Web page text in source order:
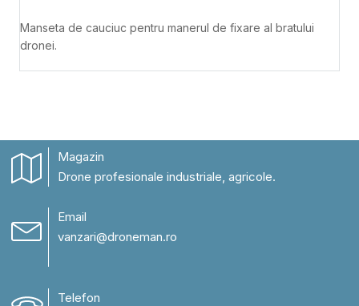
Manseta de cauciuc pentru manerul de fixare al bratului
dronei.
Magazin
Drone profesionale industriale, agricole.
Email
vanzari@droneman.ro
Telefon